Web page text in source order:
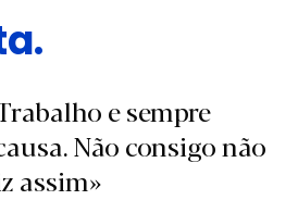
e sempre
Não consigo não
assim»